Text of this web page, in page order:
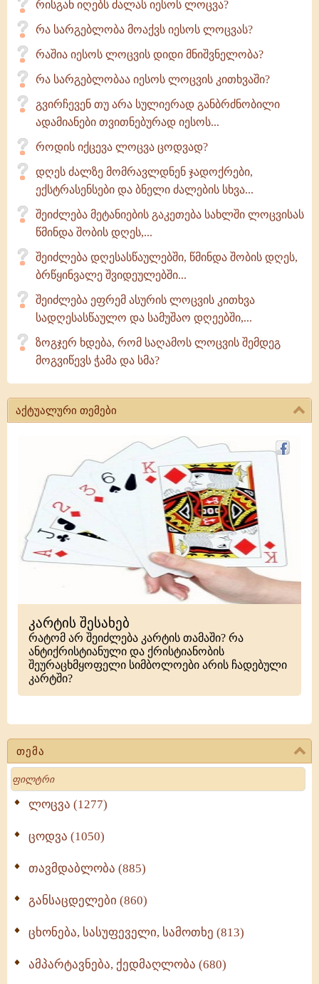
თემა
Search
ლოცვა (1277)
ცოდვა (1050)
თავმდაბლობა (885)
განსაცდელები (860)
ცხონება, სასუფეველი, სამოთხე (813)
ამპარტავნება, ქედმაღლობა (680)
რისგან იღებს ძალას იესოს ლოცვა?
რა სარგებლობა მოაქვს იესოს ლოცვას?
რაშია იესოს ლოცვის დიდი მნიშვნელობა?
რა სარგებლობაა იესოს ლოცვის კითხვაში?
გვირჩევენ თუ არა სულიერად განბრძნობილი
ადამიანები თვითნებურად იესოს...
როდის იქცევა ლოცვა ცოდვად?
დღეს ძალზე მომრავლდნენ ჯადოქრები,
ექსტრასენსები და ბნელი ძალების სხვა...
შეიძლება მეტანიების გაკეთება სახლში ლოცვისას
წმინდა შობის დღეს,...
შეიძლება დღესასწაულებში, წმინდა შობის დღეს,
ბრწყინვალე შვიდეულებში...
შეიძლება ეფრემ ასურის ლოცვის კითხვა
სადღესასწაულო და სამუშაო დღეებში,...
ზოგჯერ ხდება, რომ საღამოს ლოცვის შემდეგ
მოგვიწევს ჭამა და სმა?
აქტუალური თემები
კარტის შესახებ
რატომ არ შეიძლება კარტის თამაში? რა
ანტიქრისტიანული და ქრისტიანობის
შეურაცხმყოფელი სიმბოლოები არის ჩადებული
კარტში?